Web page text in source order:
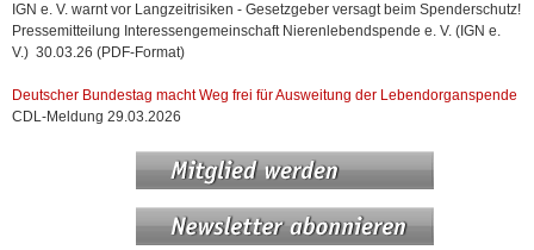
IGN e. V. warnt vor Langzeitrisiken - Gesetzgeber versagt beim Spenderschutz!
Pressemitteilung Interessengemeinschaft Nierenlebendspende e. V. (IGN e.
V.) 30.03.26 (PDF-Format)
Deutscher Bundestag macht Weg frei für Ausweitung der Lebendorganspende
CDL-Meldung 29.03.2026